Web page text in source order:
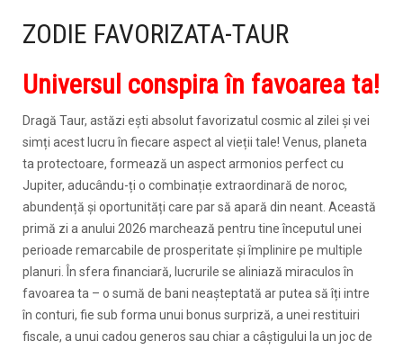
ZODIE FAVORIZATA-TAUR
Universul conspira în favoarea ta!
Dragă Taur, astăzi ești absolut favorizatul cosmic al zilei și vei
simți acest lucru în fiecare aspect al vieții tale! Venus, planeta
ta protectoare, formează un aspect armonios perfect cu
Jupiter, aducându-ți o combinație extraordinară de noroc,
abundență și oportunități care par să apară din neant. Această
primă zi a anului 2026 marchează pentru tine începutul unei
perioade remarcabile de prosperitate și împlinire pe multiple
planuri. În sfera financiară, lucrurile se aliniază miraculos în
favoarea ta – o sumă de bani neașteptată ar putea să îți intre
în conturi, fie sub forma unui bonus surpriză, a unei restituiri
fiscale, a unui cadou generos sau chiar a câștigului la un joc de